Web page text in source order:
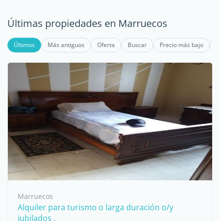
Últimas propiedades en Marruecos
Últimos Más antiguos Oferta Buscar Precio más bajo
Marruecos
Alquiler para turismo o larga duración o/y
jubilados .